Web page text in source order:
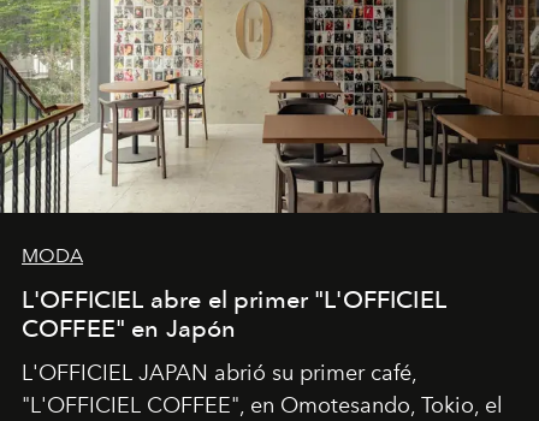
MODA
L'OFFICIEL abre el primer "L'OFFICIEL
COFFEE" en Japón
L'OFFICIEL JAPAN abrió su primer café,
"L'OFFICIEL COFFEE", en Omotesando, Tokio, el